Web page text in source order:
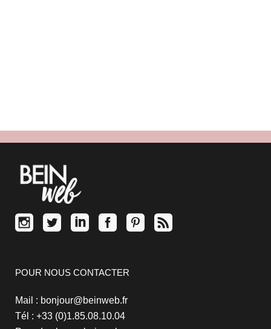
POUR NOUS CONTACTER
Mail : bonjour@beinweb.fr
Tél : +33 (0)1.85.08.10.04